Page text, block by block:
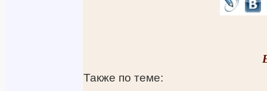
Также по теме: